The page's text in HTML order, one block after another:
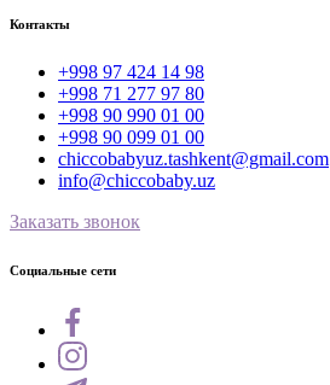
Контакты
+998 97 424 14 98
+998 71 277 97 80
+998 90 990 01 00
+998 90 099 01 00
chiccobabyuz.tashkent@gmail.com
info@chiccobaby.uz
Заказать звонок
Социальные сети